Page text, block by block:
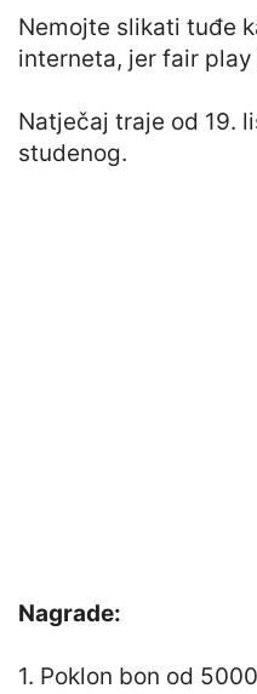
Nemojte slikati tuđe
interneta, jer fair
Natječaj traje od 19.
studenog.
Nagrade:
1. Poklon bon od